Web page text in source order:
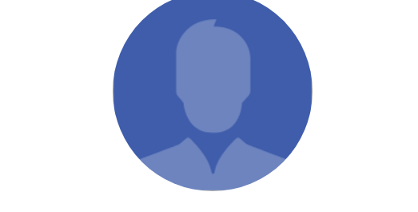
Біблійне консультування
КНИГА В КОМПЛЕКТІ